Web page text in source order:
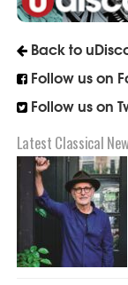
Back to
Follow us on
Follow us on
Latest Classical